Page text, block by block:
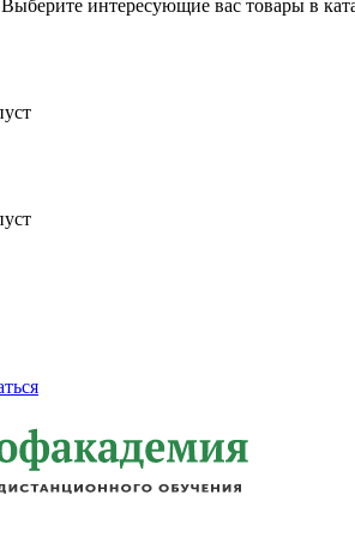
интересующие вас товары в